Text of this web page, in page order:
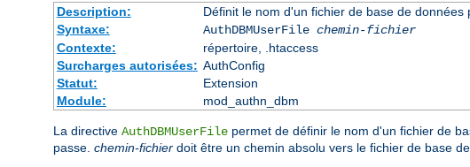
Description:
Définit le nom d'un fichier de base de
Syntaxe:
AuthDBMUserFile chemin-fichier
Contexte:
répertoire, .htaccess
Surcharges autorisées: AuthConfig
Statut:
Extension
Module:
mod_authn_dbm
La directive AuthDBMUserFile permet de définir le nom d'un fichier de
passe. chemin-fichier doit être un chemin absolu vers le fichier de base